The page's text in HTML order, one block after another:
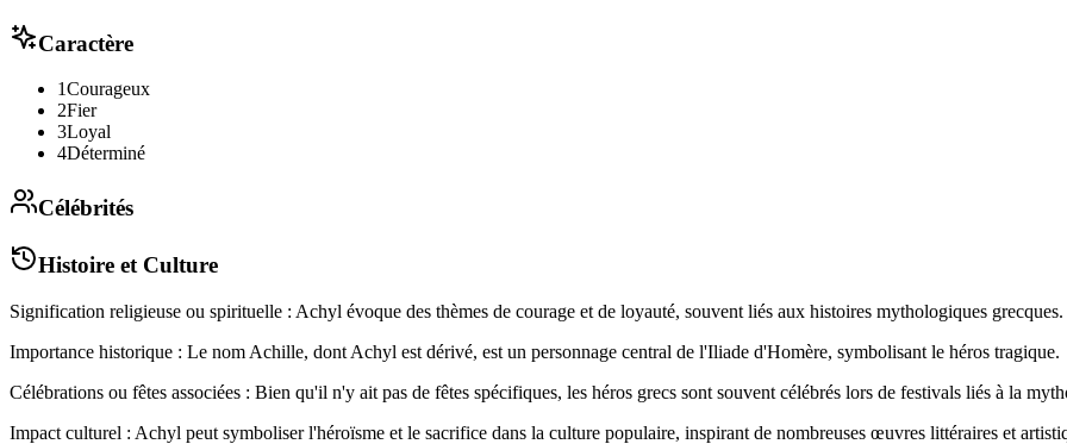
Caractère
1Courageux
2Fier
3Loyal
4Déterminé
Célébrités
Histoire et Culture
Signification religieuse ou spirituelle : Achyl évoque des thèmes de courage et de loyauté, souvent liés aux histoires mythologiques grecques.
Importance historique : Le nom Achille, dont Achyl est dérivé, est un personnage central de l'Iliade d'Homère, symbolisant le héros tragique.
Célébrations ou fêtes associées : Bien qu'il n'y ait pas de fêtes spécifiques, les héros grecs sont souvent célébrés lors de festivals liés à la
Impact culturel : Achyl peut symboliser l'héroïsme et le sacrifice dans la culture populaire, inspirant de nombreuses œuvres littéraires et